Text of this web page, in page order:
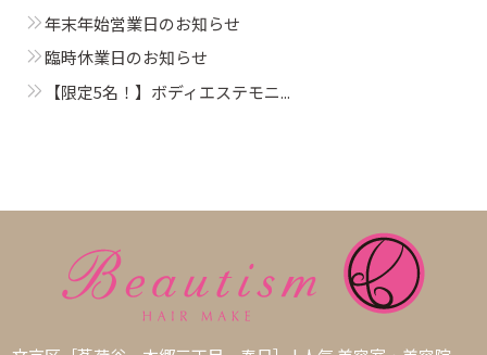
年末年始営業日のお知らせ
臨時休業日のお知らせ
【限定5名！】ボディエステモニ...